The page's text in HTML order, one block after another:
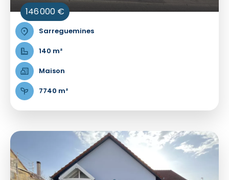
146 000 €
Sarreguemines
140 m²
Maison
7740 m²